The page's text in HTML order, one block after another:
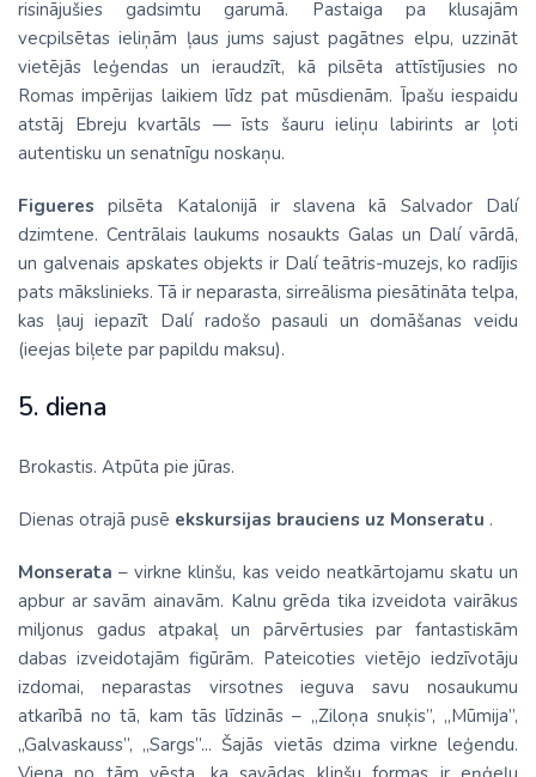
risinājušies gadsimtu garumā. Pastaiga pa klusajām
vecpilsētas ieliņām ļaus jums sajust pagātnes elpu, uzzināt
vietējās leģendas un ieraudzīt, kā pilsēta attīstījusies no
Romas impērijas laikiem līdz pat mūsdienām. Īpašu iespaidu
atstāj Ebreju kvartāls — īsts šauru ieliņu labirints ar ļoti
autentisku un senatnīgu noskaņu.
Figueres pilsēta Katalonijā ir slavena kā Salvador Dalí
dzimtene. Centrālais laukums nosaukts Galas un Dalí vārdā,
un galvenais apskates objekts ir Dalí teātris-muzejs, ko radījis
pats mākslinieks. Tā ir neparasta, sirreālisma piesātināta telpa,
kas ļauj iepazīt Dalí radošo pasauli un domāšanas veidu
(ieejas biļete par papildu maksu).
5. diena
Brokastis. Atpūta pie jūras.
Dienas otrajā pusē ekskursijas brauciens uz Monseratu .
Monserata – virkne klinšu, kas veido neatkārtojamu skatu un
apbur ar savām ainavām. Kalnu grēda tika izveidota vairākus
miljonus gadus atpakaļ un pārvērtusies par fantastiskām
dabas izveidotajām figūrām. Pateicoties vietējo iedzīvotāju
izdomai, neparastas virsotnes ieguva savu nosaukumu
atkarībā no tā, kam tās līdzinās – „Ziloņa snuķis”, „Mūmija”,
„Galvaskauss”, „Sargs”... Šajās vietās dzima virkne leģendu.